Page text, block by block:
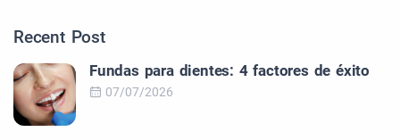
Recent Post
Fundas para dientes: 4 factores de éxito
07/07/2026